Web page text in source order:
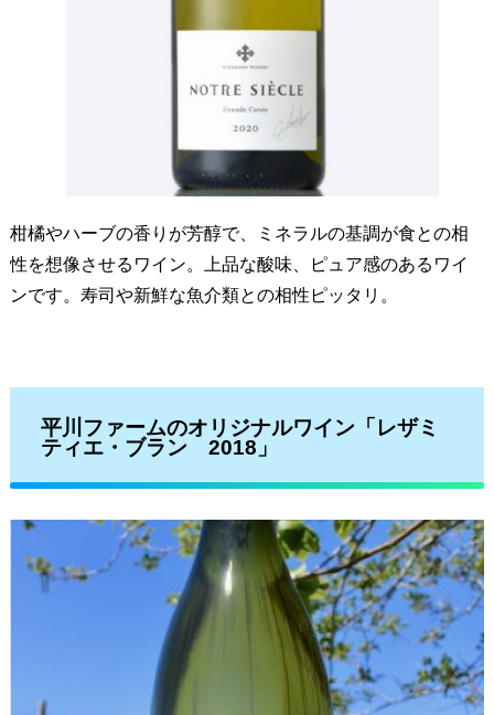
柑橘やハーブの香りが芳醇で、ミネラルの基調が食との相
性を想像させるワイン。上品な酸味、ピュア感のあるワイ
ンです。寿司や新鮮な魚介類との相性ピッタリ。
平川ファームのオリジナルワイン「レザミ
ティエ・ブラン 2018」